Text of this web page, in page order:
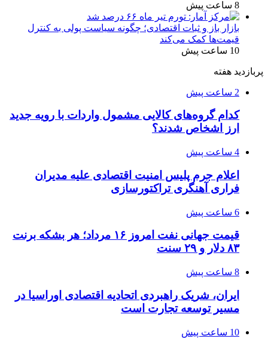
8 ساعت پیش
بازار باز و ثبات اقتصادی؛ چگونه سیاست پولی به کنترل
قیمت‌ها کمک می‌کند
10 ساعت پیش
پربازدید هفته
2 ساعت پیش
کدام گروه‌های کالایی مشمول واردات با رویه جدید
ارز اشخاص شدند؟
4 ساعت پیش
اعلام جرم پلیس امنیت اقتصادی علیه مدیران
فراری آهنگری تراکتورسازی
6 ساعت پیش
قیمت جهانی نفت امروز ۱۶ مرداد؛ هر بشکه برنت
۸۳ دلار و ۲۹ سنت
8 ساعت پیش
ایران، شریک راهبردی اتحادیه اقتصادی اوراسیا در
مسیر توسعه تجارت است
10 ساعت پیش